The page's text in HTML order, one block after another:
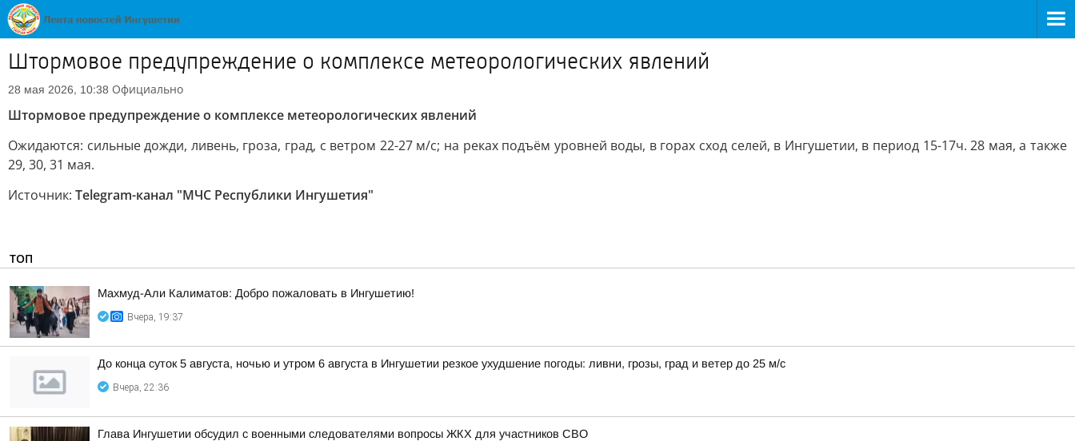
Штормовое предупреждение о комплексе метеорологических явлений
28 мая 2026, 10:38 Официально
Штормовое предупреждение о комплексе метеорологических явлений
Ожидаются: сильные дожди, ливень, гроза, град, с ветром 22-27 м/с; на реках подъём уровней воды, в горах сход селей, в Ингушетии, в период 15-17ч. 28 мая, а также
29, 30, 31 мая.
Источник: Telegram-канал "МЧС Республики Ингушетия"
ТОП
Махмуд-Али Калиматов: Добро пожаловать в Ингушетию!
Вчера, 19:37
До конца суток 5 августа, ночью и утром 6 августа в Ингушетии резкое ухудшение погоды: ливни, грозы, град и ветер до 25 м/с
Вчера, 22:36
Глава Ингушетии обсудил с военными следователями вопросы ЖКХ для участников СВО